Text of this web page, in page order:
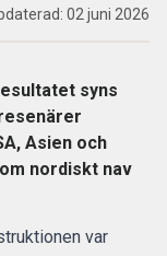
02 juni 2026
syns
Asien och
nordiskt nav
var